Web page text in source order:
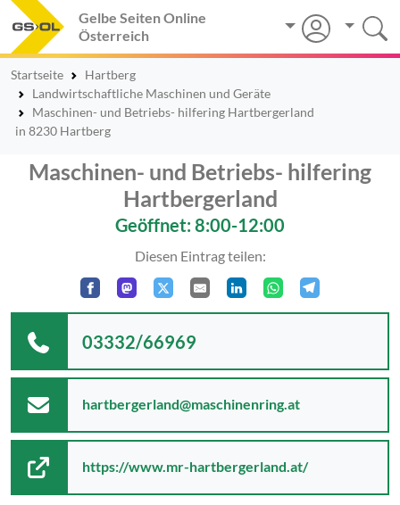
Gelbe Seiten Online
Österreich
Startseite
Hartberg
Landwirtschaftliche Maschinen und Geräte
Maschinen- und Betriebs- hilfering Hartbergerland
in 8230 Hartberg
Maschinen- und Betriebs- hilfering
Hartbergerland
Geöffnet: 8:00-12:00
Diesen Eintrag teilen:
03332/66969
hartbergerland@maschinenring.at
https://www.mr-hartbergerland.at/